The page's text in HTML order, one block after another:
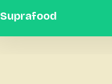
Suprafood